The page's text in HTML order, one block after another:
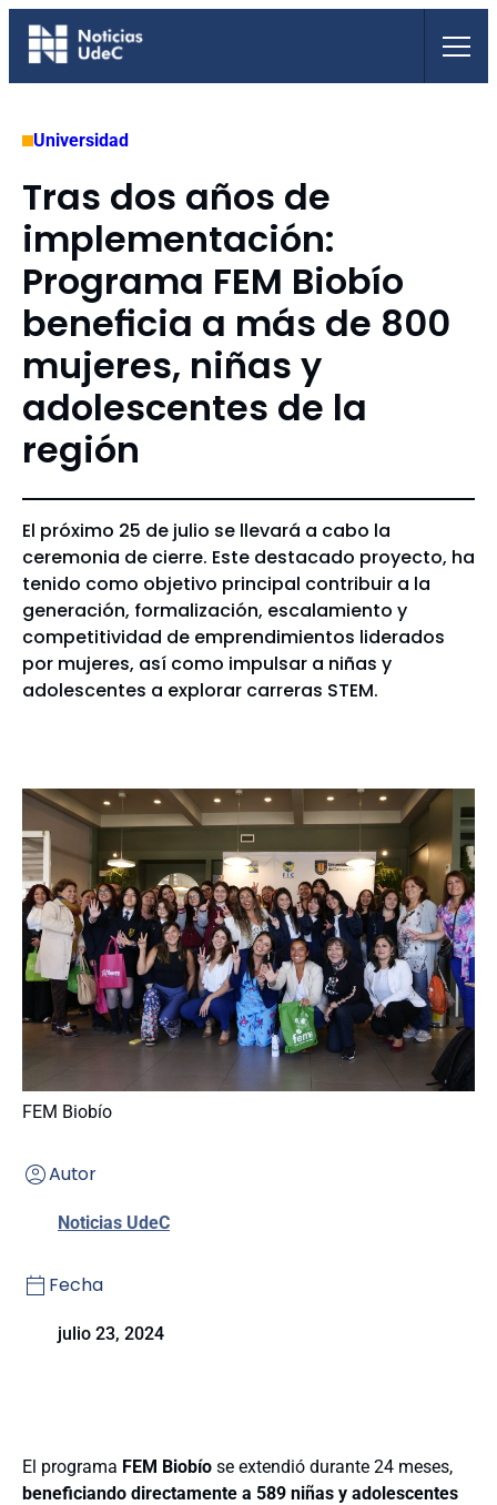
Saltar
Universidad
Tras dos años de
implementación:
Programa FEM Biobío
beneficia a más de 800
mujeres, niñas y
adolescentes de la
región
El próximo 25 de julio se llevará a cabo la
ceremonia de cierre. Este destacado proyecto, ha
tenido como objetivo principal contribuir a la
generación, formalización, escalamiento y
competitividad de emprendimientos liderados
por mujeres, así como impulsar a niñas y
adolescentes a explorar carreras STEM.
FEM Biobío
Autor
Noticias UdeC
Fecha
julio 23, 2024
El programa FEM Biobío se extendió durante 24 meses,
beneficiando directamente a 589 niñas y adolescentes